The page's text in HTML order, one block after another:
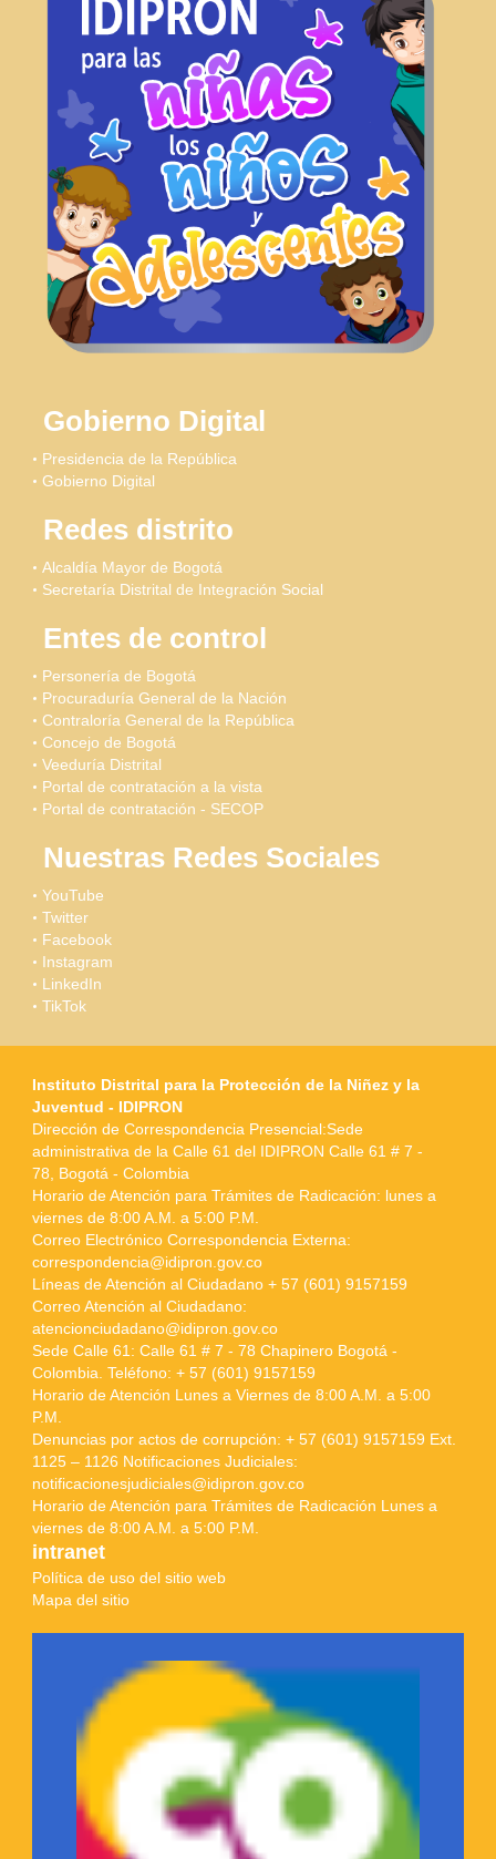
Gobierno Digital
Presidencia de la República
Gobierno Digital
Redes distrito
Alcaldía Mayor de Bogotá
Secretaría Distrital de Integración Social
Entes de control
Personería de Bogotá
Procuraduría General de la Nación
Contraloría General de la República
Concejo de Bogotá
Veeduría Distrital
Portal de contratación a la vista
Portal de contratación - SECOP
Nuestras Redes Sociales
YouTube
Twitter
Facebook
Instagram
LinkedIn
TikTok
Instituto Distrital para la Protección de la Niñez y la
Juventud - IDIPRON
Dirección de Correspondencia Presencial:Sede
administrativa de la Calle 61 del IDIPRON Calle 61 # 7 -
78, Bogotá - Colombia
Horario de Atención para Trámites de Radicación: lunes a
viernes de 8:00 A.M. a 5:00 P.M.
Correo Electrónico Correspondencia Externa:
correspondencia@idipron.gov.co
Líneas de Atención al Ciudadano + 57 (601) 9157159
Correo Atención al Ciudadano:
atencionciudadano@idipron.gov.co
Sede Calle 61: Calle 61 # 7 - 78 Chapinero Bogotá -
Colombia. Teléfono: + 57 (601) 9157159
Horario de Atención Lunes a Viernes de 8:00 A.M. a 5:00
P.M.
Denuncias por actos de corrupción: + 57 (601) 9157159 Ext.
1125 – 1126 Notificaciones Judiciales:
notificacionesjudiciales@idipron.gov.co
Horario de Atención para Trámites de Radicación Lunes a
viernes de 8:00 A.M. a 5:00 P.M.
intranet
Política de uso del sitio web
Mapa del sitio